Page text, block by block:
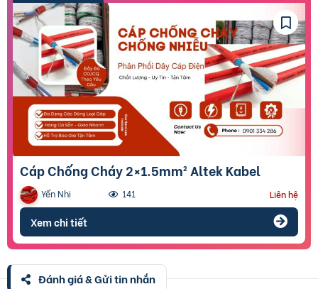
Cáp Chống Cháy 2×1.5mm² Altek Kabel
Yến Nhi 141 Liên hệ
Xem chi tiết
Đánh giá & Gửi tin nhắn